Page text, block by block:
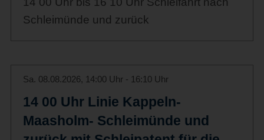
Schleimünde und zurück
Sa. 08.08.2026, 14:00 Uhr - 16:10 Uhr
14 00 Uhr Linie Kappeln-
Maasholm- Schleimünde und